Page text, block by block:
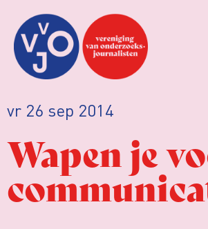
vr 26 sep 2014
Wapen je